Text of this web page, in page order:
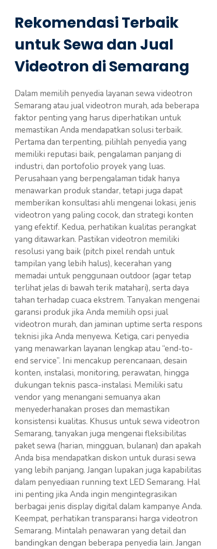
Rekomendasi Terbaik
untuk Sewa dan Jual
Videotron di Semarang
Dalam memilih penyedia layanan sewa videotron
Semarang atau jual videotron murah, ada beberapa
faktor penting yang harus diperhatikan untuk
memastikan Anda mendapatkan solusi terbaik.
Pertama dan terpenting, pilihlah penyedia yang
memiliki reputasi baik, pengalaman panjang di
industri, dan portofolio proyek yang luas.
Perusahaan yang berpengalaman tidak hanya
menawarkan produk standar, tetapi juga dapat
memberikan konsultasi ahli mengenai lokasi, jenis
videotron yang paling cocok, dan strategi konten
yang efektif. Kedua, perhatikan kualitas perangkat
yang ditawarkan. Pastikan videotron memiliki
resolusi yang baik (pitch pixel rendah untuk
tampilan yang lebih halus), kecerahan yang
memadai untuk penggunaan outdoor (agar tetap
terlihat jelas di bawah terik matahari), serta daya
tahan terhadap cuaca ekstrem. Tanyakan mengenai
garansi produk jika Anda memilih opsi jual
videotron murah, dan jaminan uptime serta respons
teknisi jika Anda menyewa. Ketiga, cari penyedia
yang menawarkan layanan lengkap atau “end-to-
end service”. Ini mencakup perencanaan, desain
konten, instalasi, monitoring, perawatan, hingga
dukungan teknis pasca-instalasi. Memiliki satu
vendor yang menangani semuanya akan
menyederhanakan proses dan memastikan
konsistensi kualitas. Khusus untuk sewa videotron
Semarang, tanyakan juga mengenai fleksibilitas
paket sewa (harian, mingguan, bulanan) dan apakah
Anda bisa mendapatkan diskon untuk durasi sewa
yang lebih panjang. Jangan lupakan juga kapabilitas
dalam penyediaan running text LED Semarang. Hal
ini penting jika Anda ingin mengintegrasikan
berbagai jenis display digital dalam kampanye Anda.
Keempat, perhatikan transparansi harga videotron
Semarang. Mintalah penawaran yang detail dan
bandingkan dengan beberapa penyedia lain. Jangan